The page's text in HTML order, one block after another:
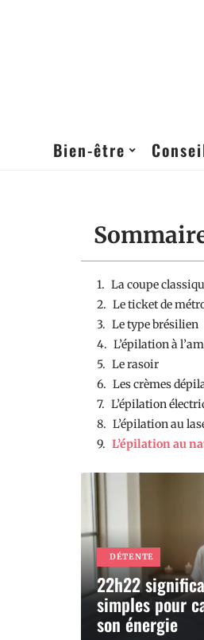
Bien-être
La coupe
Le ticket de
Le type brésilien
L’épilation à
Le rasoir
Les crèmes
L’épilation
L’épilation au
L’épilation au
DÉTENTE
22h22
simples pour
son énergie